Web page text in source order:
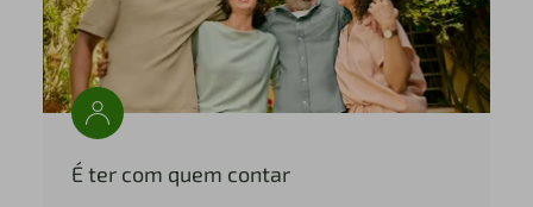
É ter com quem contar